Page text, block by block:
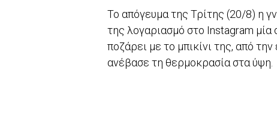
Το απόγευμα της Τρίτης (20/8) η
της λογαριασμό στο Instagram
ποζάρει με το μπικίνι της, από
ανέβασε τη θερμοκρασία στα ύψη.